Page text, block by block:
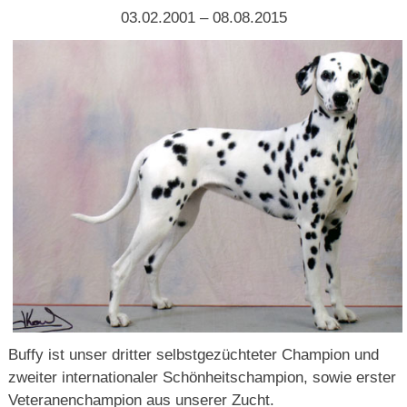
03.02.2001 – 08.08.2015
Buffy ist unser dritter selbstgezüchteter Champion und
zweiter internationaler Schönheitschampion, sowie erster
Veteranenchampion aus unserer Zucht.